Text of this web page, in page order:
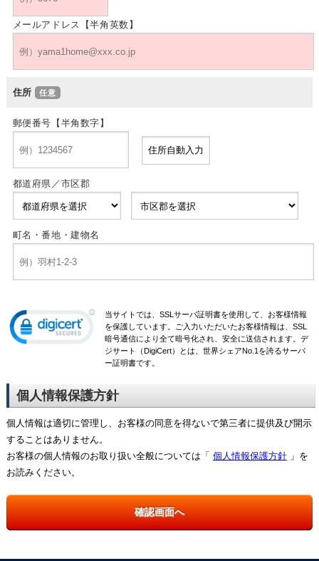
メールアドレス【半角英数】
住所
郵便番号【半角数字】
都道府県／市区郡
町名・番地・建物名
当サイトでは、SSLサーバ証明書を使用して、お客様情報
を保護しています。ご入力いただいたお客様情報は、SSL
暗号通信により全て暗号化され、安全に送信されます。デ
ジサート（DigiCert）とは、世界シェアNo.1を誇るサーバ
ー証明書です。
個人情報保護方針
個人情報は適切に管理し、お客様の同意を得ないで第三者に提供及び開示
することはありません。
お客様の個人情報のお取り扱い全般については「 個人情報保護方針」を
お読みください。